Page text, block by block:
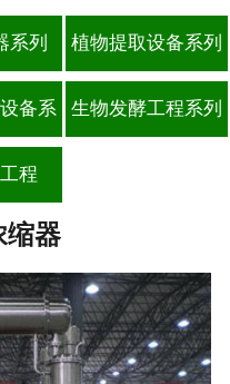
新闻中心
案例展示
联系我们
系列 植物提取设备系列
备系 生物发酵工程系列
程
缩器